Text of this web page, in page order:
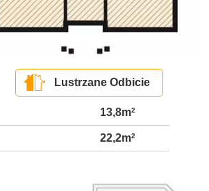
Lustrzane Odbicie
13,8m2
22,2m2